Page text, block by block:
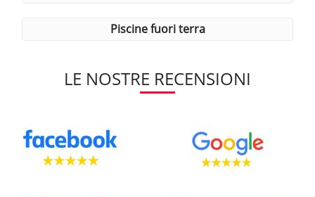
piscine fuori terra
LE NOSTRE RECENSIONI